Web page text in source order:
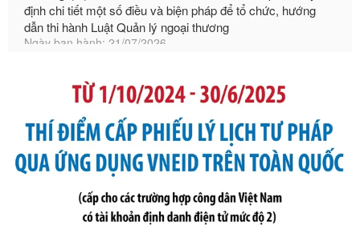
Số kí hiệu:105/2026/TT-BTC
Tên: Thông tư số 105/2026/TT-BTC của Bộ Tài chính: Bãi
bỏ Thông tư số 87/2019/TT- BТC ngày 19 tháng 12 năm
phạt vi phạm hành chính trong lĩnh vực kho bạc nhà nước
Ngày ban hành: 21/07/2026
Số kí hiệu:291/2026/NĐ-CP
Tên: Nghị định số 291/2026/NĐ-CP của Chính phủ: Sửa
đổi, bổ sung một số điều của Nghị định số 125/2020/NĐ-СР
ngày 19 tháng 10 năm 2020 của Chính phủ quy định xử
phạt vi phạm hành chính về thuế, hóa đơn được sửa đổi, bổ
sung bởi Nghị định số 102/2021/NĐ-CP
Ngày ban hành: 20/07/2026